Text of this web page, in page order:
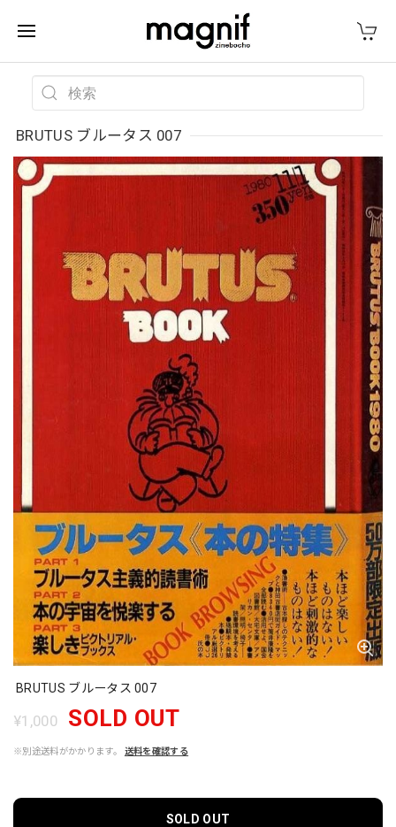
BRUTUS ブルータス 007
BRUTUS ブルータス 007
¥1,000 SOLD OUT
※別途送料がかかります。 送料を確認する
SOLD OUT